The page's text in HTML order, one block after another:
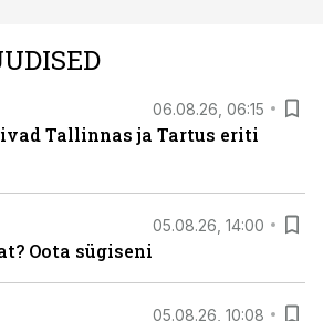
06.08.26, 06:15
Tallinnas ja Tartus eriti
05.08.26, 14:00
Oota sügiseni
05.08.26, 10:08